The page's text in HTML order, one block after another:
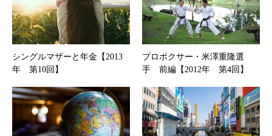
シングルマザーと年金【2013
年 第10回】
プロボクサー・米澤重隆選
手 前編【2012年 第4回】